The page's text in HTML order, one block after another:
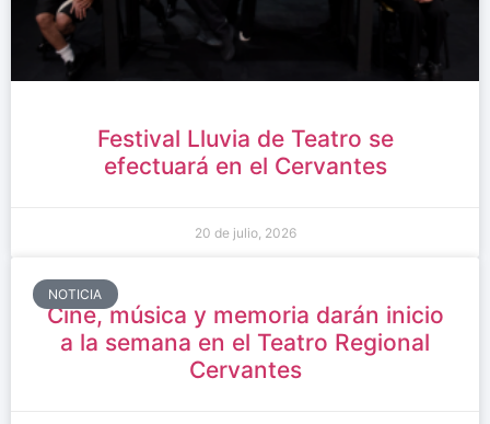
Festival Lluvia de Teatro se
efectuará en el Cervantes
20 de julio, 2026
NOTICIA
Cine, música y memoria darán inicio
a la semana en el Teatro Regional
Cervantes